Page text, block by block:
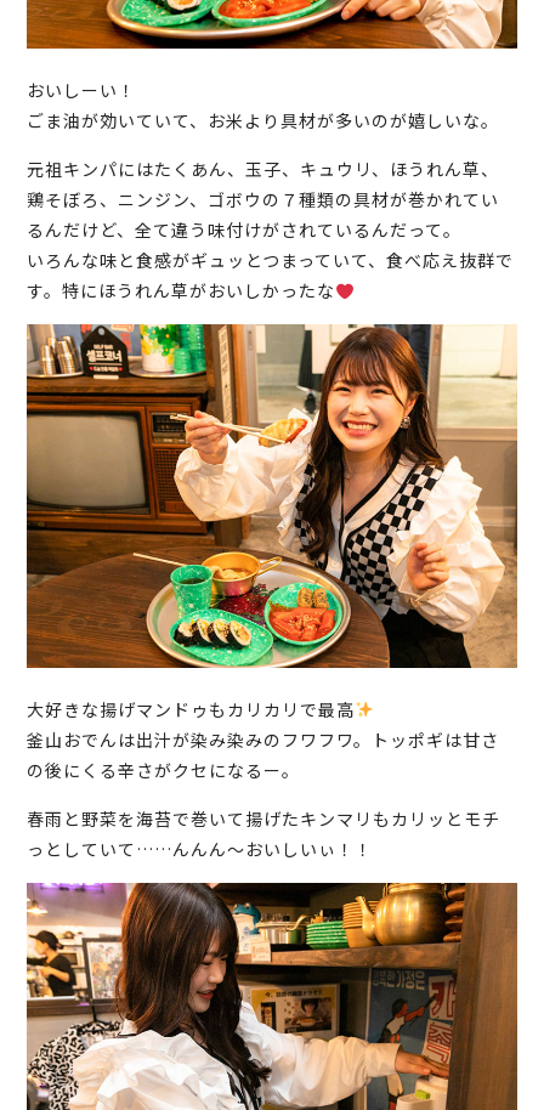
おいしーい！
ごま油が効いていて、お米より具材が多いのが嬉しいな。
元祖キンパにはたくあん、玉子、キュウリ、ほうれん草、
鶏そぼろ、ニンジン、ゴボウの７種類の具材が巻かれてい
るんだけど、全て違う味付けがされているんだって。
いろんな味と食感がギュッとつまっていて、食べ応え抜群で
す。特にほうれん草がおいしかったな
大好きな揚げマンドゥもカリカリで最高
釜山おでんは出汁が染み染みのフワフワ。トッポギは甘さ
の後にくる辛さがクセになるー。
春雨と野菜を海苔で巻いて揚げたキンマリもカリッとモチ
っとしていて……んんん～おいしいぃ！！